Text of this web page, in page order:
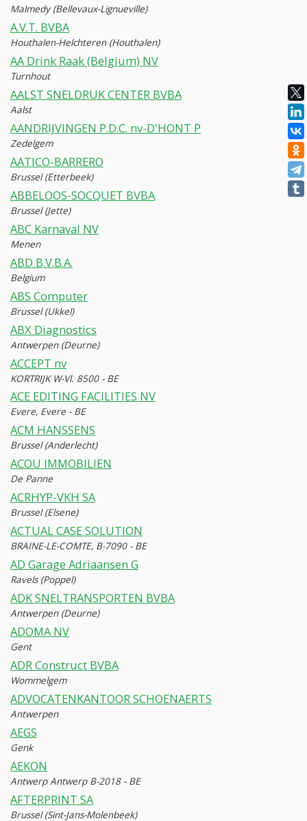
Malmedy (Bellevaux-Lignueville)
A.V.T. BVBA
Houthalen-Helchteren (Houthalen)
AA Drink Raak (Belgium) NV
Turnhout
AALST SNELDRUK CENTER BVBA
Aalst
AANDRIJVINGEN P.D.C. nv-D'HONT P
Zedelgem
AATICO-BARRERO
Brussel (Etterbeek)
ABBELOOS-SOCQUET BVBA
Brussel (Jette)
ABC Karnaval NV
Menen
ABD B.V.B.A.
Belgium
ABS Computer
Brussel (Ukkel)
ABX Diagnostics
Antwerpen (Deurne)
ACCEPT nv
KORTRIJK W-Vl. 8500 - BE
ACE EDITING FACILITIES NV
Evere, Evere - BE
ACM HANSSENS
Brussel (Anderlecht)
ACOU IMMOBILIEN
De Panne
ACRHYP-VKH SA
Brussel (Elsene)
ACTUAL CASE SOLUTION
BRAINE-LE-COMTE, B-7090 - BE
AD Garage Adriaansen G
Ravels (Poppel)
ADK SNELTRANSPORTEN BVBA
Antwerpen (Deurne)
ADOMA NV
Gent
ADR Construct BVBA
Wommelgem
ADVOCATENKANTOOR SCHOENAERTS
Antwerpen
AEGS
Genk
AEKON
Antwerp Antwerp B-2018 - BE
AFTERPRINT SA
Brussel (Sint-Jans-Molenbeek)